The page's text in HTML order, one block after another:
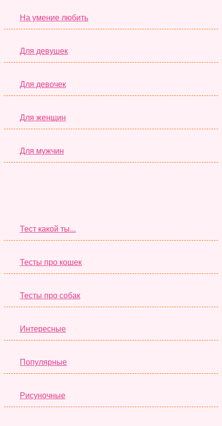
На умение любить
Для девушек
Для девочек
Для женщин
Для мужчин
Тест какой ты...
Тесты про кошек
Тесты про собак
Интересные
Популярные
Рисуночные